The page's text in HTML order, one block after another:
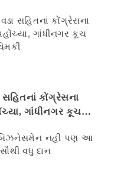
કોંગ્રેસના
ગાંધીનગર કૂચ